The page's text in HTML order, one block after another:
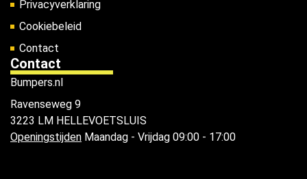
Privacyverklaring
Cookiebeleid
Contact
Contact
Bumpers.nl
Ravenseweg 9
3223 LM HELLEVOETSLUIS
Openingstijden Maandag - Vrijdag 09:00 - 17:00